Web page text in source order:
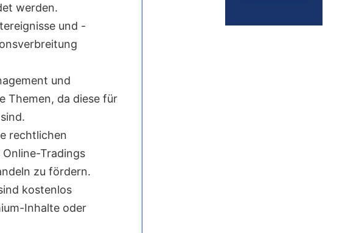
werden.
und -
und
Themen, da diese für
rechtlichen
Tradings
zu fördern.
kostenlos
Inhalte oder